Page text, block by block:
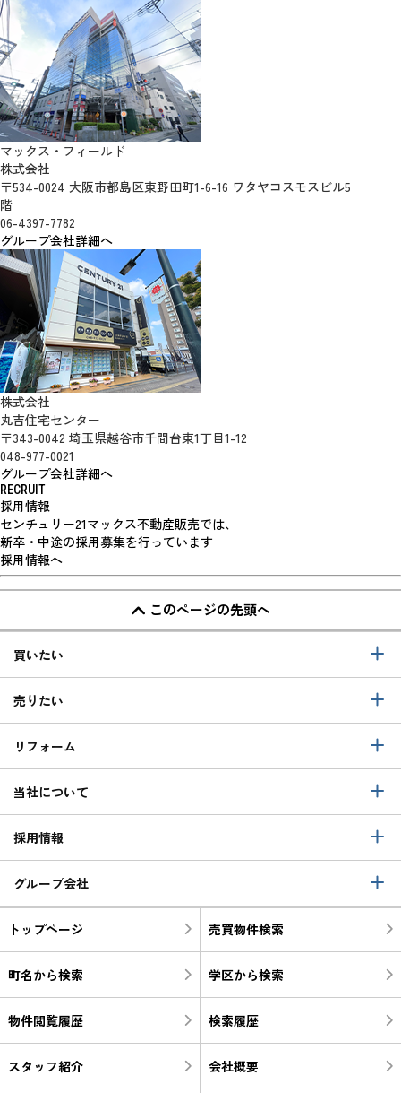
マックス・フィールド
株式会社
〒534-0024 大阪市都島区東野田町1-6-16 ワタヤコスモスビル5
階
06-4397-7782
グループ会社詳細へ
株式会社
丸吉住宅センター
〒343-0042 埼玉県越谷市千間台東1丁目1-12
048-977-0021
グループ会社詳細へ
RECRUIT
採用情報
センチュリー21マックス不動産販売では、
新卒・中途の採用募集を行っています
採用情報へ
このページの先頭へ
買いたい
売りたい
リフォーム
当社について
採用情報
グループ会社
トップページ 売買物件検索
町名から検索 学区から検索
物件閲覧履歴 検索履歴
スタッフ紹介 会社概要